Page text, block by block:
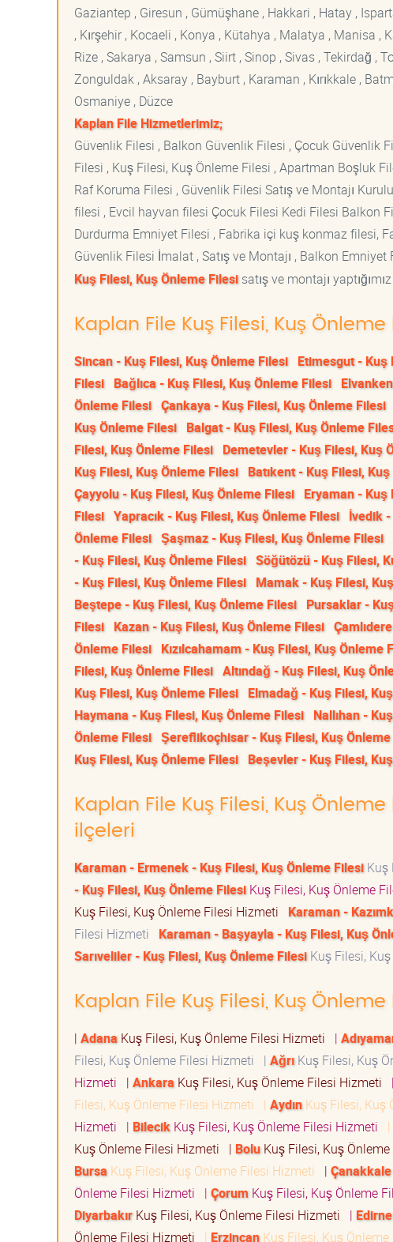
Gaziantep , Giresun , Gümüşhane , Hakkari , Hatay ,
, Kırşehir , Kocaeli , Konya , Kütahya , Malatya , Manisa
Rize , Sakarya , Samsun , Siirt , Sinop , Sivas , Tekirdağ ,
Zonguldak , Aksaray , Bayburt , Karaman , Kırıkkale ,
Osmaniye , Düzce
Kaplan File Hizmetlerimiz;
Güvenlik Filesi , Balkon Güvenlik Filesi , Çocuk Güvenlik
Filesi , Kuş Filesi, Kuş Önleme Filesi , Apartman Boşluk
Raf Koruma Filesi , Güvenlik Filesi Satış ve Montajı
filesi , Evcil hayvan filesi Çocuk Filesi Kedi Filesi Balkon
Durdurma Emniyet Filesi , Fabrika içi kuş konmaz filesi,
Güvenlik Filesi İmalat , Satış ve Montajı , Balkon
Kuş Filesi, Kuş Önleme Filesisatış ve montajı
Kaplan File Kuş Filesi, Kuş
Sincan - Kuş Filesi, Kuş Önleme Filesi Etimesgut - Kuş
Filesi Bağlıca - Kuş Filesi, Kuş Önleme Filesi
Önleme Filesi Çankaya - Kuş Filesi, Kuş Önleme Filesi
Kuş Önleme Filesi Balgat - Kuş Filesi, Kuş Önleme
Filesi, Kuş Önleme Filesi Demetevler - Kuş Filesi, Kuş
Kuş Filesi, Kuş Önleme Filesi Batıkent - Kuş Filesi,
Çayyolu - Kuş Filesi, Kuş Önleme Filesi Eryaman - Kuş
Filesi Yapracık - Kuş Filesi, Kuş Önleme Filesi İvedik
Önleme Filesi Şaşmaz - Kuş Filesi, Kuş Önleme Filesi
- Kuş Filesi, Kuş Önleme Filesi Söğütözü - Kuş Filesi,
- Kuş Filesi, Kuş Önleme Filesi Mamak - Kuş Filesi,
Beştepe - Kuş Filesi, Kuş Önleme Filesi Pursaklar -
Filesi Kazan - Kuş Filesi, Kuş Önleme Filesi
Önleme Filesi Kızılcahamam - Kuş Filesi, Kuş Önleme
Filesi, Kuş Önleme Filesi Altındağ - Kuş Filesi, Kuş
Kuş Filesi, Kuş Önleme Filesi Elmadağ - Kuş Filesi,
Haymana - Kuş Filesi, Kuş Önleme Filesi Nallıhan -
Önleme Filesi Şereflikoçhisar - Kuş Filesi, Kuş
Kuş Filesi, Kuş Önleme Filesi Beşevler - Kuş Filesi,
Kaplan File Kuş Filesi, Kuş
ilçeleri
Karaman - Ermenek - Kuş Filesi, Kuş Önleme FilesiKuş
- Kuş Filesi, Kuş Önleme FilesiKuş Filesi, Kuş Önleme
Kuş Filesi, Kuş Önleme Filesi Hizmeti
Karaman -
Filesi Hizmeti
Karaman - Başyayla - Kuş Filesi, Kuş
Sarıveliler - Kuş Filesi, Kuş Önleme FilesiKuş Filesi,
Kaplan File Kuş Filesi, Kuş
| Adana Kuş Filesi, Kuş Önleme Filesi Hizmeti |
Filesi, Kuş Önleme Filesi Hizmeti
| AğrıKuş Filesi, Kuş
Hizmeti
| Ankara Kuş Filesi, Kuş Önleme Filesi Hizmeti |
Filesi, Kuş Önleme Filesi Hizmeti
| AydınKuş Filesi, Kuş
Hizmeti
| Bilecik Kuş Filesi, Kuş Önleme Filesi Hizmeti |
Kuş Önleme Filesi Hizmeti
| BoluKuş Filesi, Kuş
Bursa Kuş Filesi, Kuş Önleme Filesi Hizmeti | Çanakkale
Önleme Filesi Hizmeti
| ÇorumKuş Filesi, Kuş Önleme
Diyarbakır Kuş Filesi, Kuş Önleme Filesi Hizmeti | Edirne
Önleme Filesi Hizmeti
| ErzincanKuş Filesi, Kuş